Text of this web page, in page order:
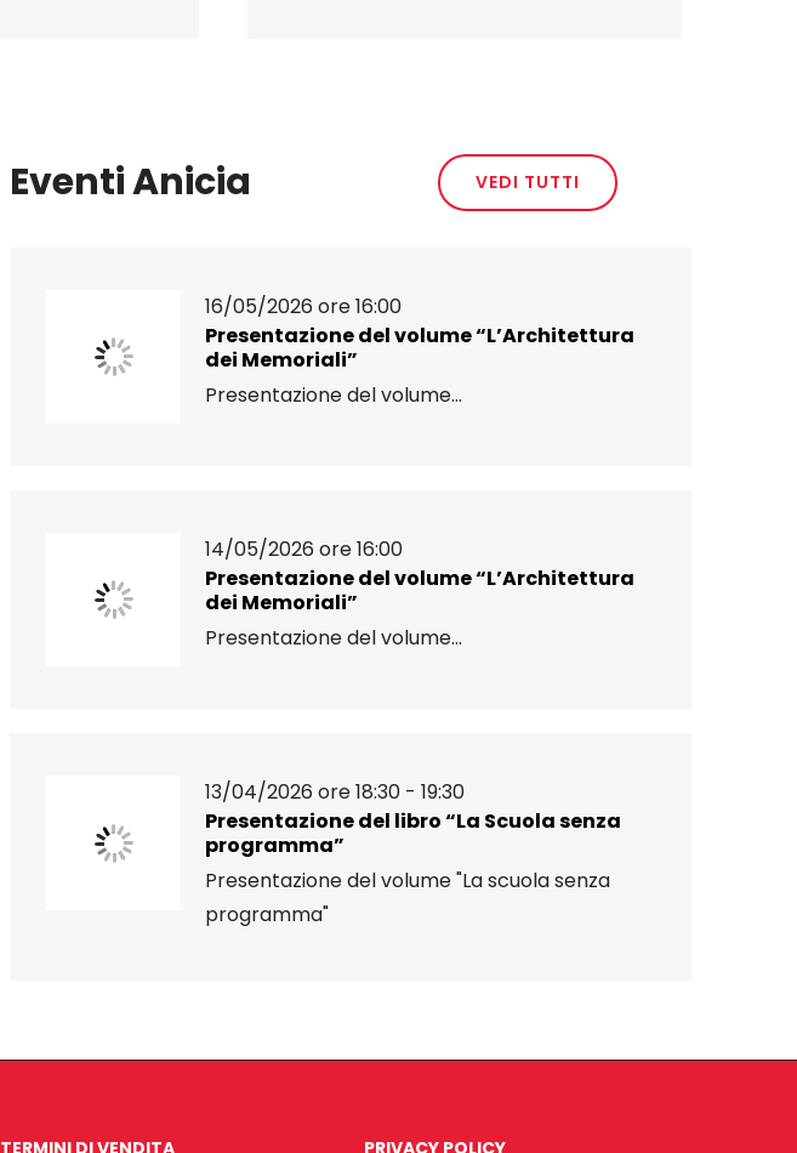
Eventi Anicia VEDI TUTTI
16/05/2026 ore 16:00
Presentazione del volume “L’Architettura
dei Memoriali”
Presentazione del volume...
14/05/2026 ore 16:00
Presentazione del volume “L’Architettura
dei Memoriali”
Presentazione del volume...
13/04/2026 ore 18:30 - 19:30
Presentazione del libro “La Scuola senza
programma”
Presentazione del volume "La scuola senza
programma"